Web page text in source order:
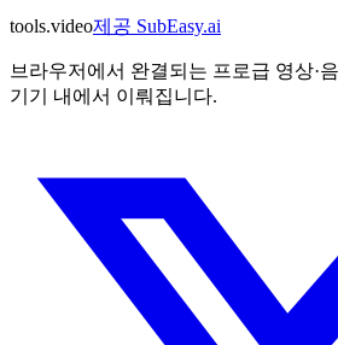
tools.video제공 SubEasy.ai
브라우저에서 완결되는 프로급 영상·
기기 내에서 이뤄집니다.